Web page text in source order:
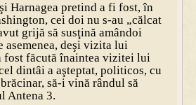
Harnagea pretind a fi fost, în
cei doi nu s-au „călcat
grijă să susţină amândoi
asemenea, deşi vizita lui
fost făcută înaintea vizitei lui
dintâi a aşteptat, politicos, cu
să-i vină rândul să
Antena 3.